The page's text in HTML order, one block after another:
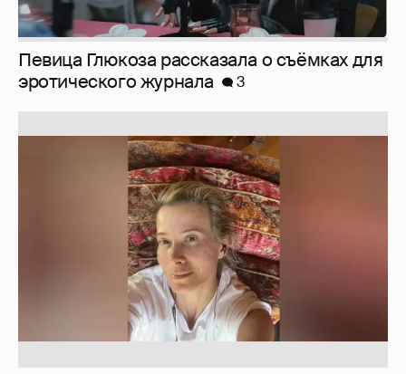
Юлия Высоцкая выложила селфи без